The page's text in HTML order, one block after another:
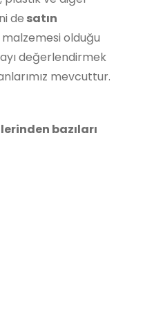
de satın
olduğu
değerlendirmek
mevcuttur.
bazıları